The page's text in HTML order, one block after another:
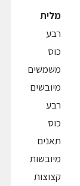
מלית
רבע
כוס
משמשים
מיובשים
רבע
כוס
תאנים
מיובשות
קצוצות